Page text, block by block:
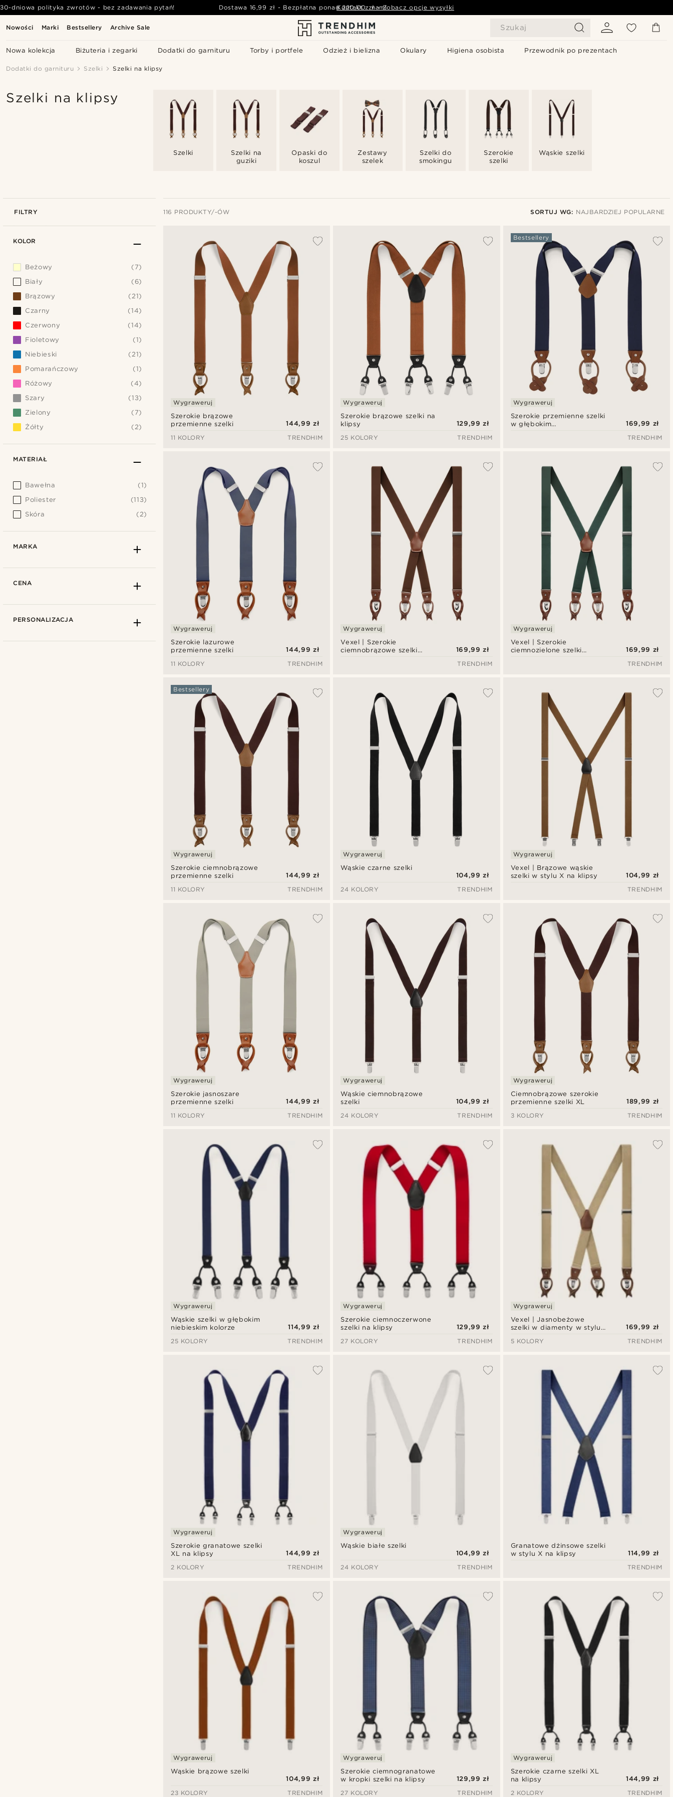
Nowości Marki Bestsellery Archive Sale Szukaj
Nowa kolekcja Biżuteria i zegarki Dodatki do garnituru Torby i portfele Odzież i bielizna Okulary Higiena osobista Przewodnik po prezentach
30-dniowa polityka zwrotów - bez zadawania pytań! Dostawa 16,99 zł - Bezpłatna ponad 220,00 zł - Zobacz opcje wysyłki
Kontakt z nami
Dodatki do garnituru Szelki Szelki na klipsy
Szelki na klipsy
Szelki
Szelki na
guziki
Opaski do
koszul
Zestawy
szelek
Szelki do
smokingu
Szerokie
szelki
Wąskie szelki
FILTRY 116 PRODUKTY/-ÓW SORTUJ WG: NAJBARDZIEJ POPULARNE
Najbardziej popularne
Najnowsze
Najniższa cena
Najwyższa cena
Szerokie brązowe
przemienne szelki
Wygraweruj
144,99 zł
11 KOLORY
TRENDHIM
Szerokie brązowe szelki na
klipsy
Wygraweruj
129,99 zł
25 KOLORY
TRENDHIM
Szerokie przemienne szelki
w głębokim
Bestsellery
Wygraweruj
169,99 zł
TRENDHIM
Szerokie lazurowe
przemienne szelki
Wygraweruj
144,99 zł
11 KOLORY
TRENDHIM
Vexel | Szerokie
ciemnobrązowe szelki
Wygraweruj
169,99 zł
TRENDHIM
Vexel | Szerokie
ciemnozielone szelki
Wygraweruj
169,99 zł
TRENDHIM
Szerokie ciemnobrązowe
przemienne szelki
Bestsellery
Wygraweruj
144,99 zł
11 KOLORY
TRENDHIM
Wąskie czarne szelki
Wygraweruj
104,99 zł
24 KOLORY
TRENDHIM
Vexel | Brązowe wąskie
szelki w stylu X na klipsy
Wygraweruj
104,99 zł
TRENDHIM
Szerokie jasnoszare
przemienne szelki
Wygraweruj
144,99 zł
11 KOLORY
TRENDHIM
Wąskie ciemnobrązowe
szelki
Wygraweruj
104,99 zł
24 KOLORY
TRENDHIM
Ciemnobrązowe szerokie
przemienne szelki XL
Wygraweruj
189,99 zł
3 KOLORY
TRENDHIM
Wąskie szelki w głębokim
niebieskim kolorze
Wygraweruj
114,99 zł
25 KOLORY
TRENDHIM
Szerokie ciemnoczerwone
szelki na klipsy
Wygraweruj
129,99 zł
27 KOLORY
TRENDHIM
Vexel | Jasnobeżowe
szelki w diamenty w stylu
Wygraweruj
169,99 zł
5 KOLORY
TRENDHIM
Szerokie granatowe szelki
XL na klipsy
Wygraweruj
144,99 zł
2 KOLORY
TRENDHIM
Wąskie białe szelki
Wygraweruj
104,99 zł
24 KOLORY
TRENDHIM
Granatowe dżinsowe szelki
w stylu X na klipsy
114,99 zł
TRENDHIM
Wąskie brązowe szelki
Wygraweruj
104,99 zł
23 KOLORY
TRENDHIM
Szerokie ciemnogranatowe
w kropki szelki na klipsy
Wygraweruj
129,99 zł
27 KOLORY
TRENDHIM
Szerokie czarne szelki XL
na klipsy
Wygraweruj
144,99 zł
2 KOLORY
TRENDHIM
KOLOR
Beżowy
(7)
Biały
(6)
Brązowy
(21)
Czarny
(14)
Czerwony
(14)
Fioletowy
(1)
Niebieski
(21)
Pomarańczowy
(1)
Różowy
(4)
Szary
(13)
Zielony
(7)
Żółty
(2)
MATERIAŁ
Bawełna
(1)
Poliester
(113)
Skóra
(2)
MARKA
CENA
PERSONALIZACJA